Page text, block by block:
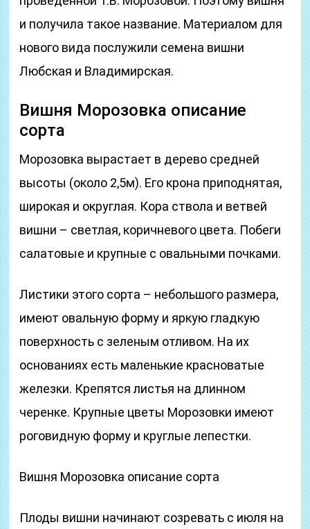
и получила такое название. Материалом для
нового вида послужили семена вишни
Любская и Владимирская.
Вишня Морозовка описание
сорта
Морозовка вырастает в дерево средней
высоты (около 2,5м). Его крона приподнятая,
широкая и округлая. Кора ствола и ветвей
вишни – светлая, коричневого цвета. Побеги
салатовые и крупные с овальными почками.
Листики этого сорта – небольшого размера,
имеют овальную форму и яркую гладкую
поверхность с зеленым отливом. На их
основаниях есть маленькие красноватые
железки. Крепятся листья на длинном
черенке. Крупные цветы Морозовки имеют
роговидную форму и круглые лепестки.
Вишня Морозовка описание сорта
Плоды вишни начинают созревать с июля на